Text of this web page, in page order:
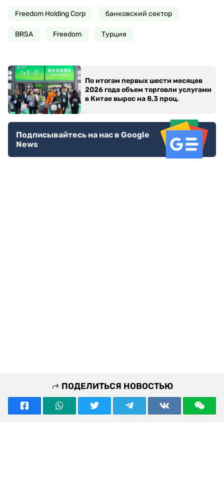
Freedom Holding Corp банковский сектор
BRSA Freedom Турция
По итогам первых шести месяцев
2026 года объем торговли услугами
в Китае вырос на 8,3 проц.
Подписывайтесь на нас в Google
News
ПОДЕЛИТЬСЯ НОВОСТЬЮ